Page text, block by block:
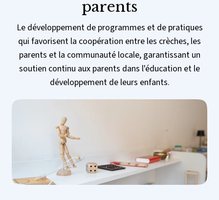
parents
Le développement de programmes et de pratiques
qui favorisent la coopération entre les crèches, les
parents et la communauté locale, garantissant un
soutien continu aux parents dans l'éducation et le
développement de leurs enfants.